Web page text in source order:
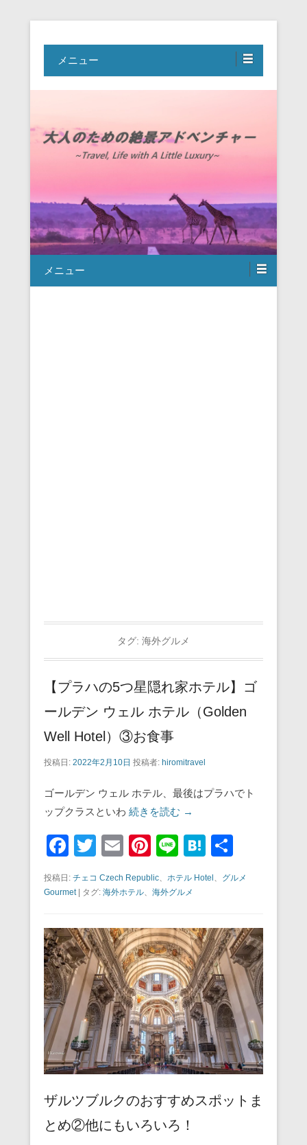
大人のための絶景アドベンチャー
メニュー
メニュー
タグ: 海外グルメ
【プラハの5つ星隠れ家ホテル】ゴ
ールデン ウェル ホテル（Golden
Well Hotel）③お食事
投稿日: 2022年2月10日 投稿者: hiromitravel
ゴールデン ウェル ホテル、最後はプラハでト
ップクラスといわ 続きを読む →
F
c
b
o
o
k
T
tt
E
ail
Pi
er
st
Li
e
H
e
a
投稿日: チェコ Czech Republic、 ホテル Hotel 、 グルメ
Gourmet| タグ: 海外ホテル、 海外グルメ
ザルツブルクのおすすめスポットま
とめ②他にもいろいろ！